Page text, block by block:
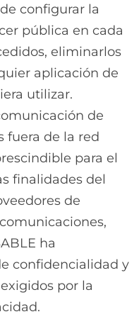
configurar la
pública en cada
eliminarlos
aplicación de
utilizar.
de
fuera de la red
para el
finalidades del
de
ha
confidencialidad y
por la